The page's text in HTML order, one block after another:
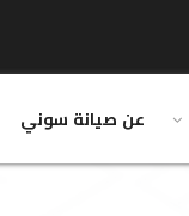
عن صيانة سوني